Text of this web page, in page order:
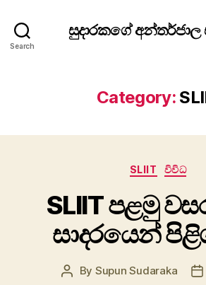
Search
සුදාරකගේ
Category:
SLIIT විවිධ
SLIIT පළමු
සාදරයෙන්
Post
By Supun Sudaraka